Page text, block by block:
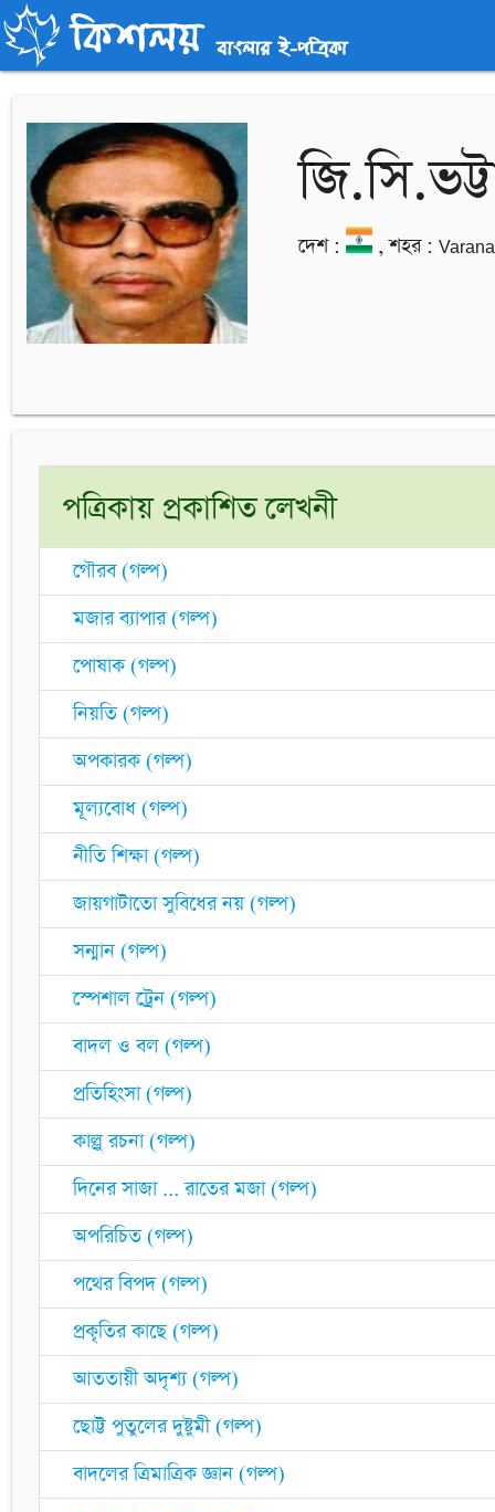
দেশ : , শহর :
পত্রিকায় প্রকাশিত লেখনী
গৌরব (গল্প)
মজার ব্যাপার (গল্প)
পোষাক (গল্প)
নিয়তি (গল্প)
অপকারক (গল্প)
মূল্যবোধ (গল্প)
নীতি শিক্ষা (গল্প)
জায়গাটাতো সুবিধের নয় (গল্প)
সন্মান (গল্প)
স্পেশাল ট্রেন (গল্প)
বাদল ও বল (গল্প)
প্রতিহিংসা (গল্প)
কাল্লু রচনা (গল্প)
দিনের সাজা ... রাতের মজা (গল্প)
অপরিচিত (গল্প)
পথের বিপদ (গল্প)
প্রকৃতির কাছে (গল্প)
আততায়ী অদৃশ্য (গল্প)
ছোট্ট পুতুলের দুষ্টুমী (গল্প)
বাদলের ত্রিমাত্রিক জ্ঞান (গল্প)